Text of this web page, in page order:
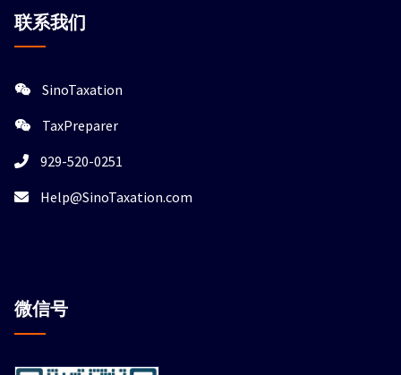
联系我们
SinoTaxation
TaxPreparer
929-520-0251
Help@SinoTaxation.com
微信号